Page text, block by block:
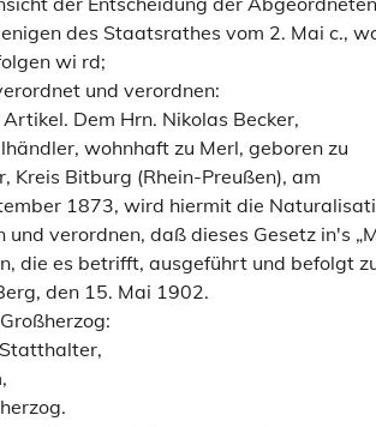
des Staatsrathes vom 2. Mai c.,
wi rd;
und verordnen:
Artikel. Dem Hrn. Nikolas Becker,
wohnhaft zu Merl, geboren zu
Kreis Bitburg (Rhein-Preußen), am
1873, wird hiermit die
und verordnen, daß dieses Gesetz in's
die es betrifft, ausgeführt und befolgt
den 15. Mai 1902.